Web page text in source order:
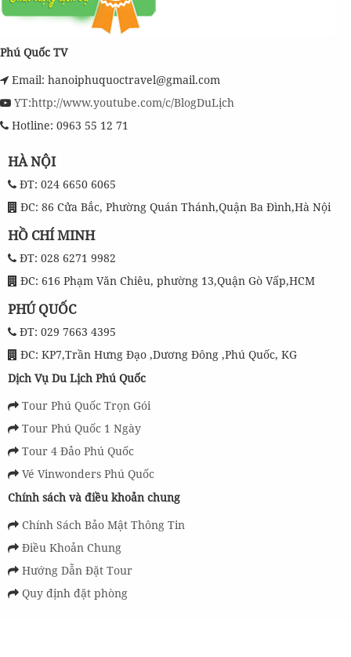
Phú Quốc TV
Email: hanoiphuquoctravel@gmail.com
YT:http://www.youtube.com/c/BlogDuLịch
Hotline: 0963 55 12 71
HÀ NỘI
ĐT: 024 6650 6065
ĐC: 86 Cửa Bắc, Phường Quán Thánh,Quận Ba Đình,Hà Nội
HỒ CHÍ MINH
ĐT: 028 6271 9982
ĐC: 616 Phạm Văn Chiêu, phường 13,Quận Gò Vấp,HCM
PHÚ QUỐC
ĐT: 029 7663 4395
ĐC: KP7,Trần Hưng Đạo ,Dương Đông ,Phú Quốc, KG
Dịch Vụ Du Lịch Phú Quốc
Tour Phú Quốc Trọn Gói
Tour Phú Quốc 1 Ngày
Tour 4 Đảo Phú Quốc
Vé Vinwonders Phú Quốc
Chính sách và điều khoản chung
Chính Sách Bảo Mật Thông Tin
Điều Khoản Chung
Hướng Dẫn Đặt Tour
Quy định đặt phòng